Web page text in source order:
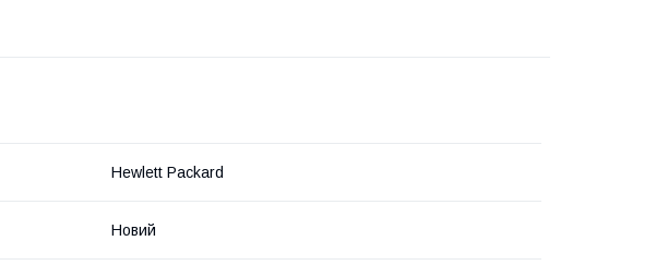
Hewlett Packard
Новий